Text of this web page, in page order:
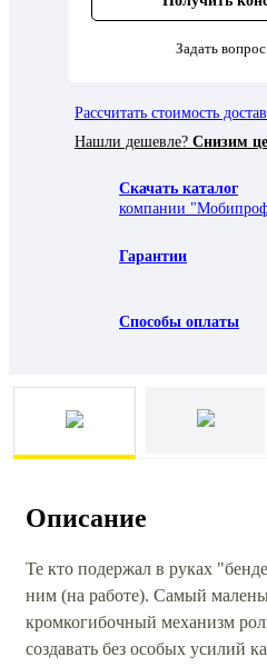
Задать
Рассчитать стоимость
Нашли дешевле? Снизим
Скачать каталог
компании
Гарантии
Способы оплаты
Описание
Те кто подержал в руках
ним (на работе). Самый
кромкогибочный механизм
создавать без особых усилий